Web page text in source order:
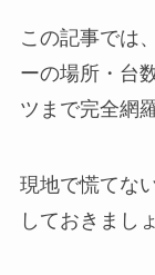
この記事では
ーの場所・台
ツまで完全網羅
現地で慌てな
しておきまし